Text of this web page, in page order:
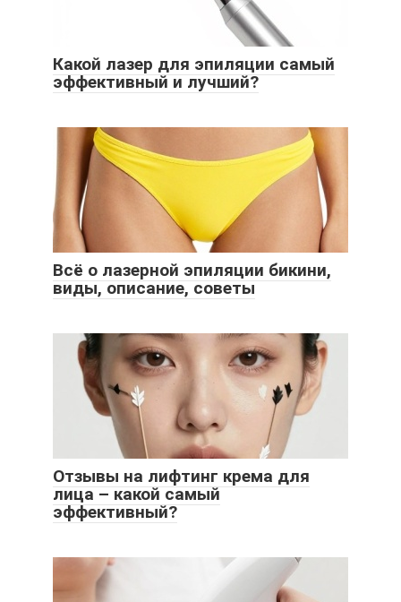
Какой лазер для эпиляции самый
эффективный и лучший?
Всё о лазерной эпиляции бикини,
виды, описание, советы
Отзывы на лифтинг крема для
лица – какой самый
эффективный?